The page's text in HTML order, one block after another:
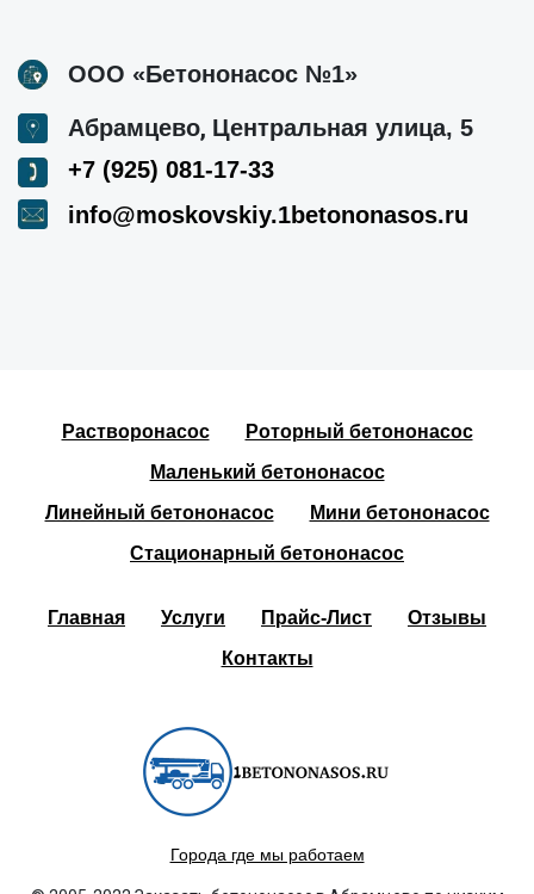
ООО «Бетононасос №1»
Абрамцево, Центральная улица, 5
+7 (925) 081-17-33
info@moskovskiy.1betononasos.ru
Растворонасос
Роторный бетононасос
Маленький бетононасос
Линейный бетононасос
Мини бетононасос
Стационарный бетононасос
Главная Услуги Прайс-Лист
Отзывы
Контакты
Города где мы работаем